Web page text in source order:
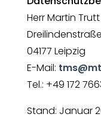
Herr Martin Trutt
04177 Leipzig
E-Mail:
Tel.: +49 172
Stand: Januar